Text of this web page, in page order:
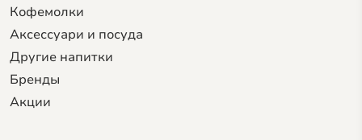
Кофемолки
Аксессуари и посуда
Другие напитки
Бренды
Акции